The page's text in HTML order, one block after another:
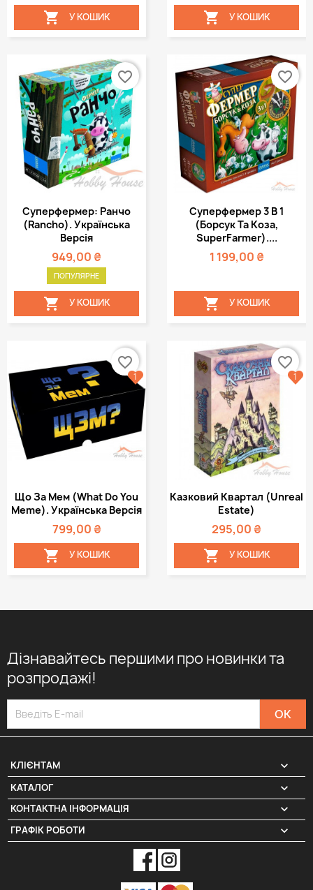
 У КОШИК  У КОШИК
Суперфермер: Ранчо
(Rancho). Українська
Версія
949,00 ₴
ПОПУЛЯРНЕ
 У КОШИК
favorite_border
Суперфермер 3 В 1
(Борсук Та Коза,
SuperFarmer)....
1 199,00 ₴
 У КОШИК
favorite_border
Що За Мем (What Do You
Meme). Українська Версія
799,00 ₴
 У КОШИК
favorite_border
1
Казковий Квартал (Unreal
Estate)
295,00 ₴
 У КОШИК
favorite_border
1
Дізнавайтесь першими про новинки та
розпродажі!
КЛІЄНТАМ 
КАТАЛОГ 
КОНТАКТНА ІНФОРМАЦІЯ keyboard_arrow_down
ГРАФІК РОБОТИ keyboard_arrow_down